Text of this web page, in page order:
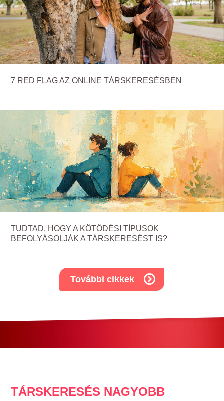
7 RED FLAG AZ ONLINE TÁRSKERESÉSBEN
TUDTAD, HOGY A KÖTŐDÉSI TÍPUSOK
BEFOLYÁSOLJÁK A TÁRSKERESÉST IS?
További cikkek
TÁRSKERESÉS NAGYOBB